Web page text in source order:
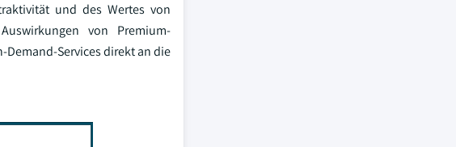
und des Wertes von
von Premium-
Services direkt an die